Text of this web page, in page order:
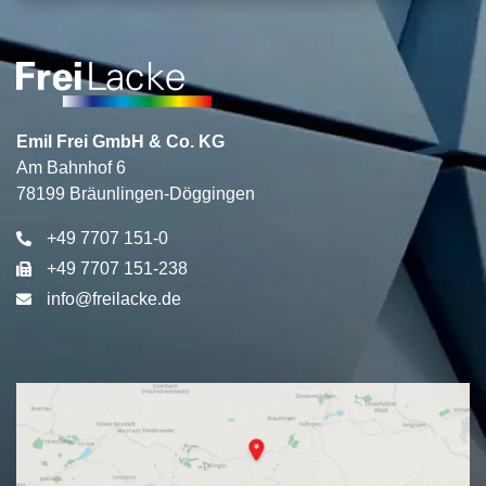
Emil Frei GmbH & Co. KG
Am Bahnhof 6
78199 Bräunlingen-Döggingen
+49 7707 151-0
+49 7707 151-238
info@freilacke.de